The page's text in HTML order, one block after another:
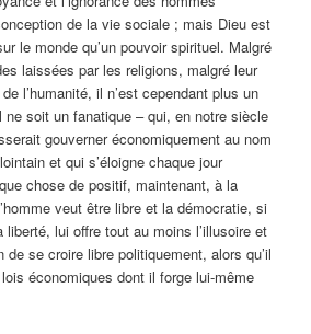
de la vie sociale ; mais Dieu est
le monde qu’un pouvoir spirituel. Malgré
laissées par les religions, malgré leur
l’humanité, il n’est cependant plus un
ne soit un fanatique – qui, en notre siècle
gouverner économiquement au nom
et qui s’éloigne chaque jour
chose de positif, maintenant, à la
veut être libre et la démocratie, si
lui offre tout au moins l’illusoire et
de se croire libre politiquement, alors qu’il
économiques dont il forge lui-même